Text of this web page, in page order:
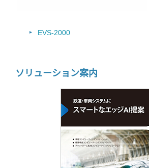
EVS-2000
ソリューション案内